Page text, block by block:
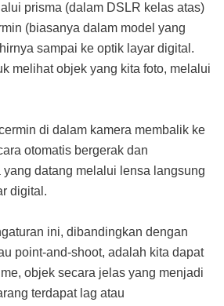
prisma (dalam DSLR kelas atas)
(biasanya dalam model yang
sampai ke optik layar digital.
melihat objek yang kita foto, melalui
di dalam kamera membalik ke
otomatis bergerak dan
datang melalui lensa langsung
digital.
ini, dibandingkan dengan
point-and-shoot, adalah kita dapat
objek secara jelas yang menjadi
terdapat lag atau